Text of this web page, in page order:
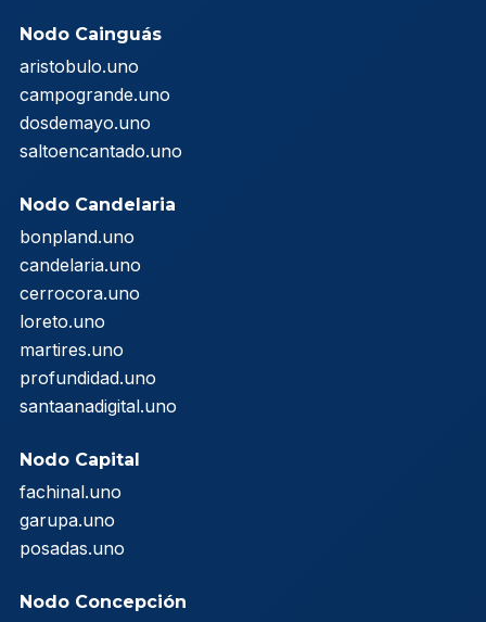
Nodo Cainguás
aristobulo.uno
campogrande.uno
dosdemayo.uno
saltoencantado.uno
Nodo Candelaria
bonpland.uno
candelaria.uno
cerrocora.uno
loreto.uno
martires.uno
profundidad.uno
santaanadigital.uno
Nodo Capital
fachinal.uno
garupa.uno
posadas.uno
Nodo Concepción